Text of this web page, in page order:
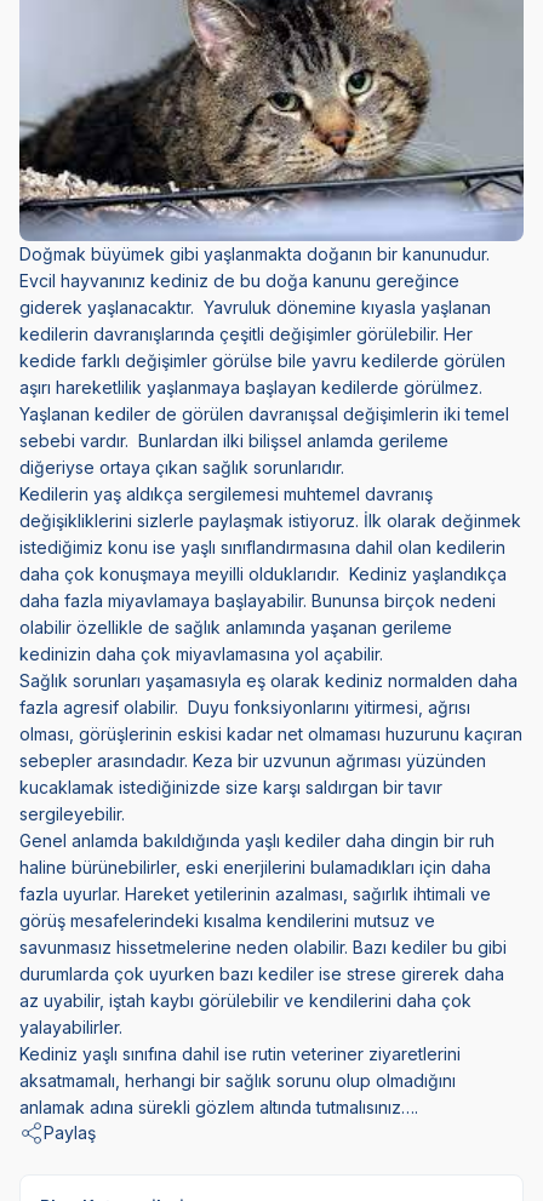
Doğmak büyümek gibi yaşlanmakta doğanın bir kanunudur.
Evcil hayvanınız kediniz de bu doğa kanunu gereğince
giderek yaşlanacaktır. Yavruluk dönemine kıyasla yaşlanan
kedilerin davranışlarında çeşitli değişimler görülebilir. Her
kedide farklı değişimler görülse bile yavru kedilerde görülen
aşırı hareketlilik yaşlanmaya başlayan kedilerde görülmez.
Yaşlanan kediler de görülen davranışsal değişimlerin iki temel
sebebi vardır. Bunlardan ilki bilişsel anlamda gerileme
diğeriyse ortaya çıkan sağlık sorunlarıdır.
Kedilerin yaş aldıkça sergilemesi muhtemel davranış
değişikliklerini sizlerle paylaşmak istiyoruz. İlk olarak değinmek
istediğimiz konu ise yaşlı sınıflandırmasına dahil olan kedilerin
daha çok konuşmaya meyilli olduklarıdır. Kediniz yaşlandıkça
daha fazla miyavlamaya başlayabilir. Bununsa birçok nedeni
olabilir özellikle de sağlık anlamında yaşanan gerileme
kedinizin daha çok miyavlamasına yol açabilir.
Sağlık sorunları yaşamasıyla eş olarak kediniz normalden daha
fazla agresif olabilir. Duyu fonksiyonlarını yitirmesi, ağrısı
olması, görüşlerinin eskisi kadar net olmaması huzurunu kaçıran
sebepler arasındadır. Keza bir uzvunun ağrıması yüzünden
kucaklamak istediğinizde size karşı saldırgan bir tavır
sergileyebilir.
Genel anlamda bakıldığında yaşlı kediler daha dingin bir ruh
haline bürünebilirler, eski enerjilerini bulamadıkları için daha
fazla uyurlar. Hareket yetilerinin azalması, sağırlık ihtimali ve
görüş mesafelerindeki kısalma kendilerini mutsuz ve
savunmasız hissetmelerine neden olabilir. Bazı kediler bu gibi
durumlarda çok uyurken bazı kediler ise strese girerek daha
az uyabilir, iştah kaybı görülebilir ve kendilerini daha çok
yalayabilirler.
Kediniz yaşlı sınıfına dahil ise rutin veteriner ziyaretlerini
aksatmamalı, herhangi bir sağlık sorunu olup olmadığını
anlamak adına sürekli gözlem altında tutmalısınız….
Paylaş